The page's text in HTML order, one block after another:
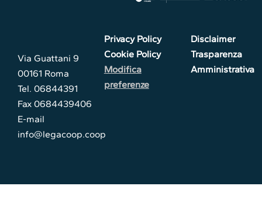
Via Guattani 9
00161 Roma
Tel. 06844391
Fax 0684439406
E-mail
info@legacoop.coop
Privacy Policy
Cookie Policy
Modifica
preferenze
Disclaimer
Trasparenza
Amministrativa